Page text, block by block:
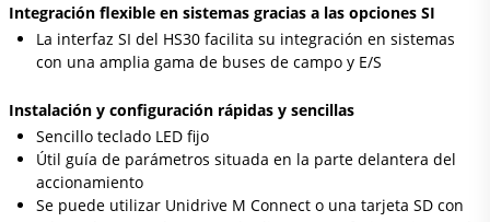
Integración flexible en sistemas gracias a las opciones SI
La interfaz SI del HS30 facilita su integración en sistemas
con una amplia gama de buses de campo y E/S
Instalación y configuración rápidas y sencillas
Sencillo teclado LED fijo
Útil guía de parámetros situada en la parte delantera del
accionamiento
Se puede utilizar Unidrive M Connect o una tarjeta SD con